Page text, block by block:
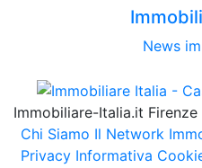
News
Immobiliare-Italia.it Firenze
Chi Siamo Il Network
Privacy Informativa